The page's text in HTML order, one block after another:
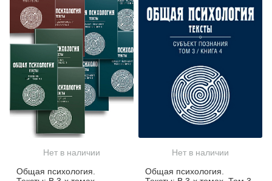
Нет в наличии
Общая психология.
Нет в наличии
Общая психология.